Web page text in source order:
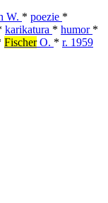
W. * poezie *
karikatura * humor *
FischerO. * r. 1959